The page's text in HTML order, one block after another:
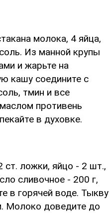
молока, 4 яйца,
Из манной крупы
и жарьте на
кашу соедините с
тмин и все
противень
в духовке.
ст. ложки, яйцо - 2 шт.,
сливочное - 200 г,
в горячей воде. Тыкву
Молоко доведите до